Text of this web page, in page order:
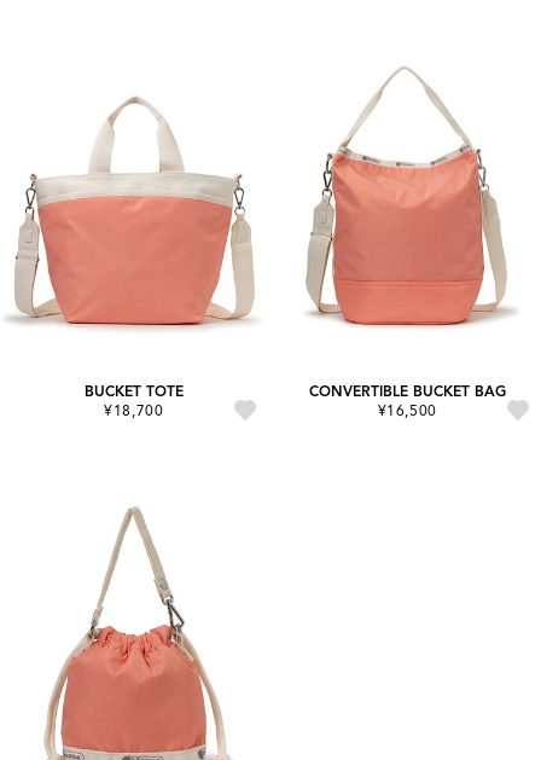
BUCKET TOTE
¥18,700
CONVERTIBLE BUCKET BAG
¥16,500